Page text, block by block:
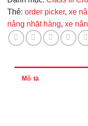
Thẻ: order picker, xe
nâng nhặt hàng, xe
Mô tả